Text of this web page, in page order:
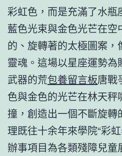
彩虹色，而是充滿了水瓶
藍色光束與金色光芒在空
的、旋轉著的太極圖案
靈魂。這場以星座運勢
武器的荒包養留言板唐戰
色與金色的光芒在林天
撞，創造出一個不斷旋
理既往十余年來學院“彩
辦事項目為各類殘障兒童